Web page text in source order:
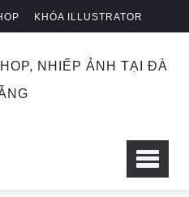
KHÓA ILLUSTRATOR
NHIẾP ẢNH TẠI ĐÀ